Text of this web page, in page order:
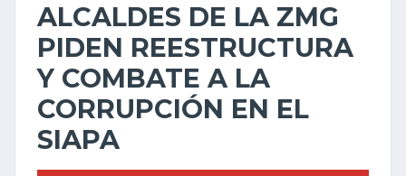
ALCALDES DE LA ZMG
PIDEN REESTRUCTURA
Y COMBATE A LA
CORRUPCIÓN EN EL
SIAPA